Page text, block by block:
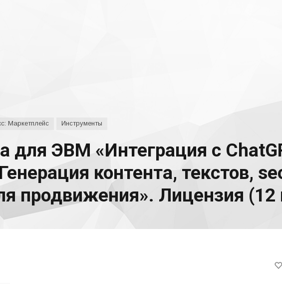
Маркетплейс Инструменты
для ЭВМ «Интеграция с
контента, текстов,
продвижения». Лицензия (12